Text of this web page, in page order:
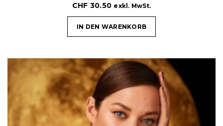
CHF 30.50 exkl. MwSt.
IN DEN WARENKORB